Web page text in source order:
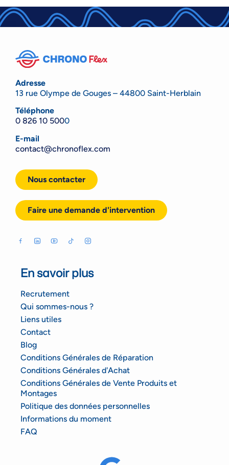
Adresse
13 rue Olympe de Gouges – 44800 Saint-Herblain
Téléphone
0 826 10 5000
E-mail
contact@chronoflex.com
Nous contacter
Faire une demande d'intervention
En savoir plus
Recrutement
Qui sommes-nous ?
Liens utiles
Contact
Blog
Conditions Générales de Réparation
Conditions Générales d'Achat
Conditions Générales de Vente Produits et
Montages
Politique des données personnelles
Informations du moment
FAQ